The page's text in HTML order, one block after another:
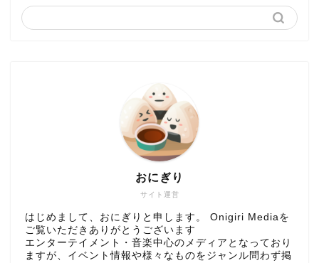
サイト運営
おにぎり
はじめまして、おにぎりと申します。 Onigiri Mediaを
ご覧いただきありがとうございます
エンターテイメント・音楽中心のメディアとなっており
ますが、イベント情報や様々なものをジャンル問わず掲